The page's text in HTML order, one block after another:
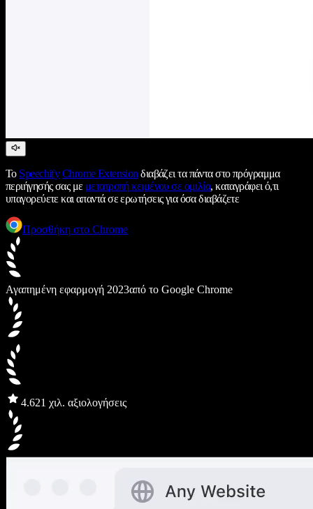
Το Speechify Chrome Extension διαβάζει τα πάντα στο πρόγραμμα
περιήγησής σας με μετατροπή κειμένου σε ομιλία, καταγράφει ό,τι
υπαγορεύετε και απαντά σε ερωτήσεις για όσα διαβάζετε
Προσθήκη στο Chrome
Αγαπημένη εφαρμογή 2023από το Google Chrome
4.621 χιλ. αξιολογήσεις